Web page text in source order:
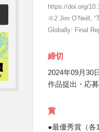
https://doi.org/
※2 Jim O’Neill,
Globally: Final
締切
2024年09月30
作品提出・応
賞
●最優秀賞（